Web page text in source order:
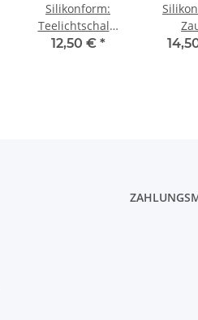
Silikonform:
Teelichtschale,
groß
12,50 € *